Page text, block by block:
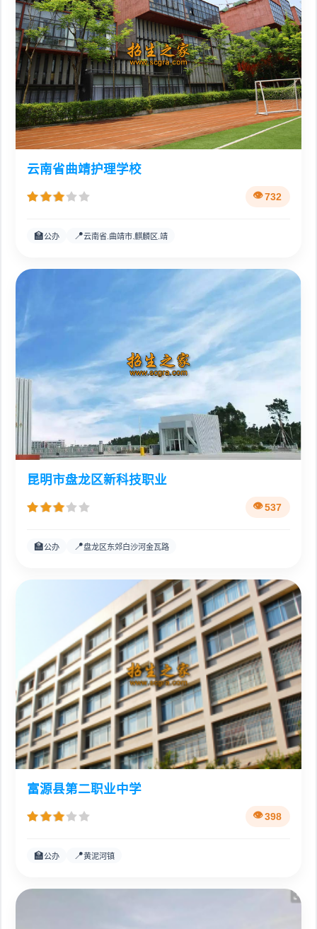
云南省曲靖护理学校
732
🏫公办 📍云南省.曲靖市.麒麟区.靖
昆明市盘龙区新科技职业
537
🏫公办 📍盘龙区东郊白沙河金瓦路
富源县第二职业中学
398
🏫公办 📍黄泥河镇